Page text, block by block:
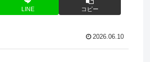
LINE コピー
2026.06.10